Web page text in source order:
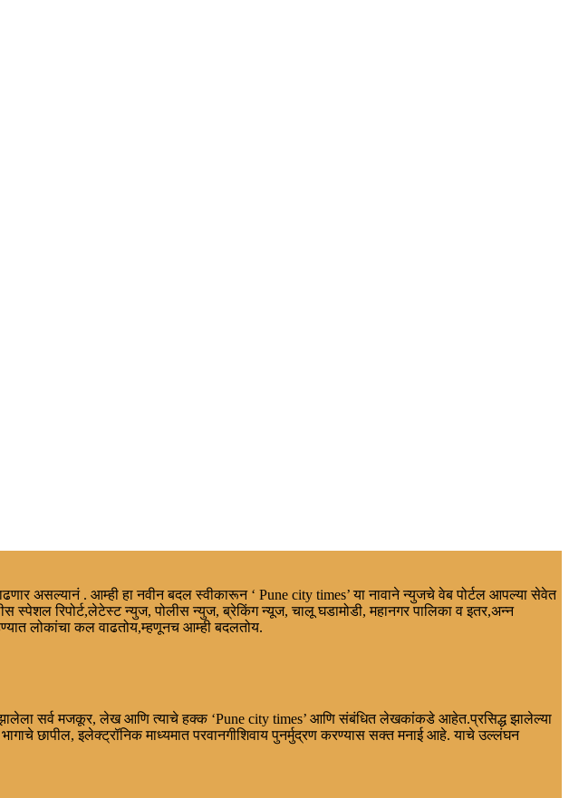
असल्यानं . आम्ही हा नवीन बदल स्वीकारून ‘ Pune city times’ या नावाने न्युजचे वेब पोर्टल आपल्या सेवेत
रिपोर्ट,लेटेस्ट न्युज, पोलीस न्युज, ब्रेकिंग न्यूज, चालू घडामोडी, महानगर पालिका व इतर,अन्न
लोकांचा कल वाढतोय,म्हणूनच आम्ही बदलतोय.
सर्व मजकूर, लेख आणि त्याचे हक्क ‘Pune city times’ आणि संबंधित लेखकांकडे आहेत.प्रसिद्ध झालेल्या
छापील, इलेक्ट्रॉनिक माध्यमात परवानगीशिवाय पुनर्मुद्रण करण्यास सक्त मनाई आहे. याचे उल्लंघन